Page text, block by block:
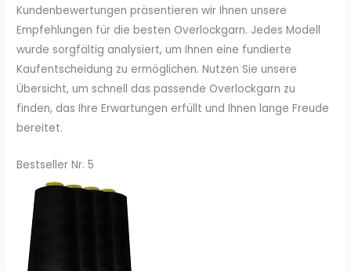
Kundenbewertungen präsentieren wir Ihnen unsere
Empfehlungen für die besten Overlockgarn. Jedes Modell
wurde sorgfältig analysiert, um Ihnen eine fundierte
Kaufentscheidung zu ermöglichen. Nutzen Sie unsere
Übersicht, um schnell das passende Overlockgarn zu
finden, das Ihre Erwartungen erfüllt und Ihnen lange Freude
bereitet.
Bestseller Nr. 5